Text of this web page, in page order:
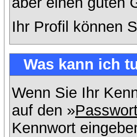
Ihr Profil können
Was kann ich
Wenn Sie Ihr
auf den »
Kennwort